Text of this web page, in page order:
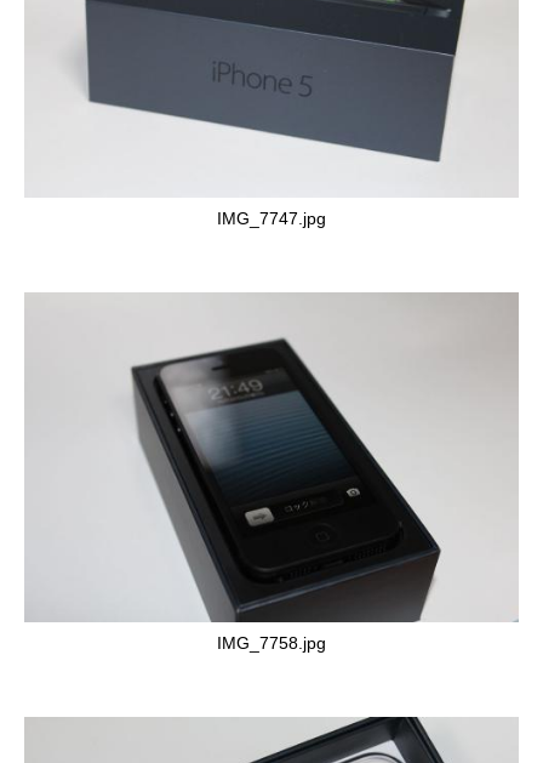
IMG_7747.jpg
IMG_7758.jpg